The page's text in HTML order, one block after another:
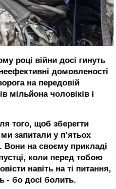
році війни досі гинуть
домовленості
на передовій
мільйона чоловіків і
того, щоб зберегти
запитали у п’ятьох
на своєму прикладі
коли перед тобою
навіть на ті питання,
- бо досі болить.